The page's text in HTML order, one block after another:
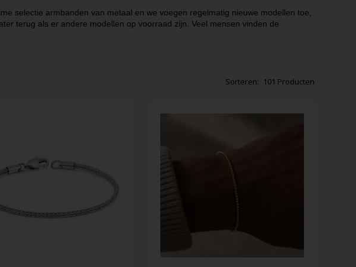
selectie armbanden van metaal en we voegen regelmatig nieuwe modellen toe,
terug als er andere modellen op voorraad zijn. Veel mensen vinden de
101 Producten